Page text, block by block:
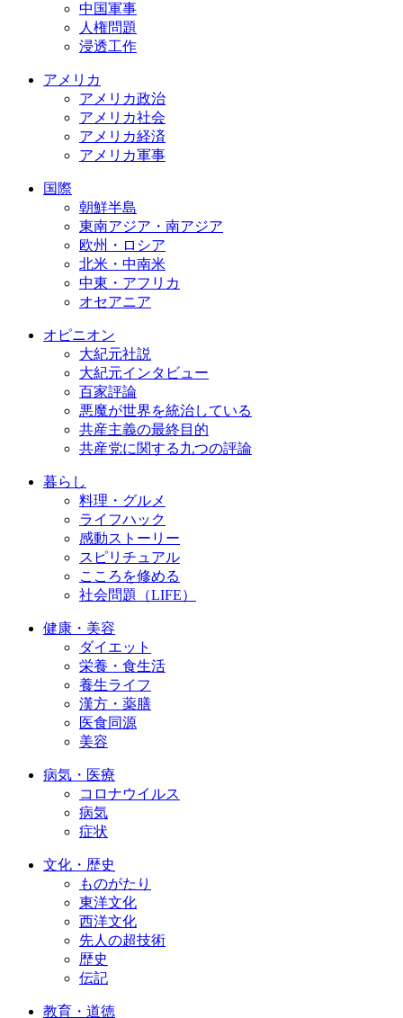
中国軍事
人権問題
浸透工作
アメリカ
アメリカ政治
アメリカ社会
アメリカ経済
アメリカ軍事
国際
朝鮮半島
東南アジア・南アジア
欧州・ロシア
北米・中南米
中東・アフリカ
オセアニア
オピニオン
大紀元社説
大紀元インタビュー
百家評論
悪魔が世界を統治している
共産主義の最終目的
共産党に関する九つの評論
暮らし
料理・グルメ
ライフハック
感動ストーリー
スピリチュアル
こころを修める
社会問題（LIFE）
健康・美容
ダイエット
栄養・食生活
養生ライフ
漢方・薬膳
医食同源
美容
病気・医療
コロナウイルス
病気
症状
文化・歴史
ものがたり
東洋文化
西洋文化
先人の超技術
歴史
伝記
教育・道徳